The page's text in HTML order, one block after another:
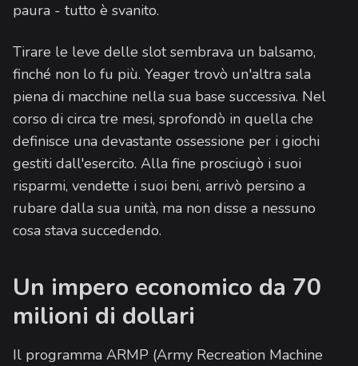
paura - tutto è svanito.
Tirare le leve delle slot sembrava un balsamo,
finché non lo fu più. Yeager trovò un'altra sala
piena di macchine nella sua base successiva. Nel
corso di circa tre mesi, sprofondò in quella che
definisce una devastante ossessione per i giochi
gestiti dall'esercito. Alla fine prosciugò i suoi
risparmi, vendette i suoi beni, arrivò persino a
rubare dalla sua unità, ma non disse a nessuno
cosa stava succedendo.
Un impero economico da 70
milioni di dollari
Il programma ARMP (Army Recreation Machine